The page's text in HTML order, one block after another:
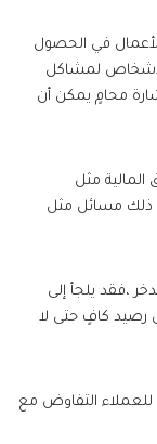
في الحصول
لمشاكل
محامٍ يمكن أن
مثل
ذلك مسائل مثل
،فقد يلجأ إلى
رصيد كافٍ حتى لا
التفاوض مع